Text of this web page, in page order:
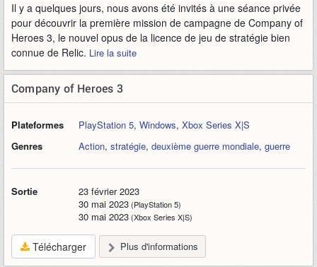
Il y a quelques jours, nous avons été invités à une séance privée
pour découvrir la première mission de campagne de Company of
Heroes 3, le nouvel opus de la licence de jeu de stratégie bien
connue de Relic. Lire la suite
Company of Heroes 3
Plateformes PlayStation 5, Windows, Xbox Series X|S
Genres
Action, stratégie, deuxième guerre mondiale, guerre
Sortie
23 février 2023
30 mai 2023(PlayStation 5)
30 mai 2023(Xbox Series X|S)
Télécharger Plus d'informations